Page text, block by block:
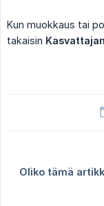
Kun muokkaus tai
takaisin
Oliko tämä